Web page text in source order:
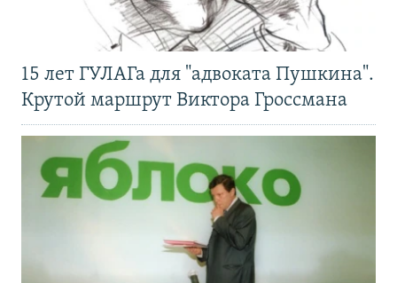
15 лет ГУЛАГа для "адвоката Пушкина".
Крутой маршрут Виктора Гроссмана